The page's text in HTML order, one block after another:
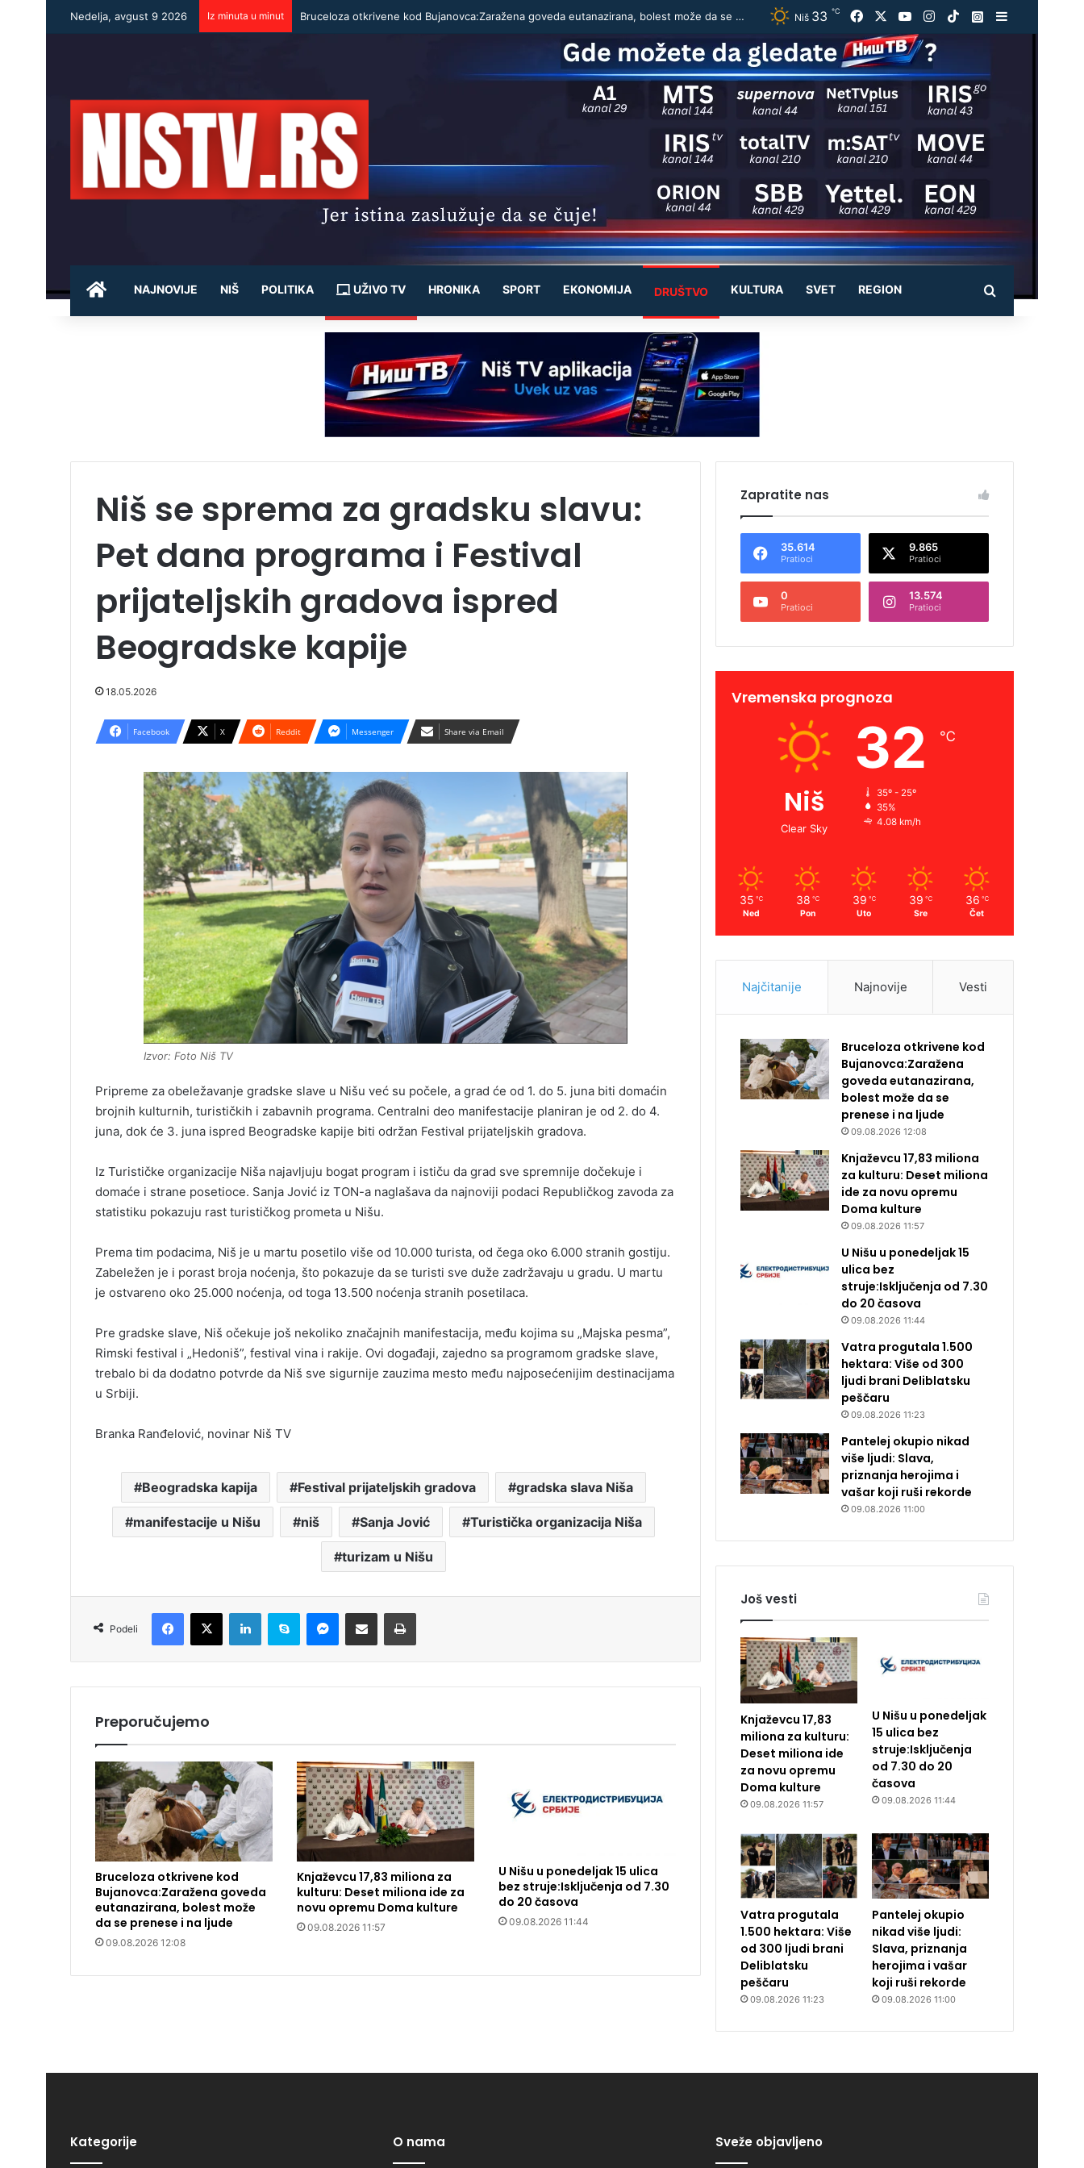
Nedelja, avgust 9 2026 Iz minuta u minut Bruceloza otkrivene kod Bujanovca:Zaražena goveda eutanazirana, bolest može da se prenese i na ljude Niš 33 ℃ Facebook YouTubeInstagram
TikTokInstagram
POČETNA
NAJNOVIJE NIŠ POLITIKA UŽIVO TV HRONIKA SPORT EKONOMIJA DRUŠTVO KULTURA SVET REGION Pretraži
Niš se sprema za gradsku slavu:
Pet dana programa i Festival
prijateljskih gradova ispred
Beogradske kapije
18.05.2026
Facebook X Reddit Messenger Share via Email
Izvor: Foto Niš TV
Pripreme za obeležavanje gradske slave u Nišu već su počele, a grad će od 1. do 5. juna biti domaćin
brojnih kulturnih, turističkih i zabavnih programa. Centralni deo manifestacije planiran je od 2. do 4.
juna, dok će 3. juna ispred Beogradske kapije biti održan Festival prijateljskih gradova.
Iz Turističke organizacije Niša najavljuju bogat program i ističu da grad sve spremnije dočekuje i
domaće i strane posetioce. Sanja Jović iz TON-a naglašava da najnoviji podaci Republičkog zavoda za
statistiku pokazuju rast turističkog prometa u Nišu.
Prema tim podacima, Niš je u martu posetilo više od 10.000 turista, od čega oko 6.000 stranih gostiju.
Zabeležen je i porast broja noćenja, što pokazuje da se turisti sve duže zadržavaju u gradu. U martu
je ostvareno oko 25.000 noćenja, od toga 13.500 noćenja stranih posetilaca.
Pre gradske slave, Niš očekuje još nekoliko značajnih manifestacija, među kojima su „Majska pesma”,
Rimski festival i „Hedoniš”, festival vina i rakije. Ovi događaji, zajedno sa programom gradske slave,
trebalo bi da dodatno potvrde da Niš sve sigurnije zauzima mesto među najposećenijim destinacijama
u Srbiji.
Branka Ranđelović, novinar Niš TV
Beogradska kapija Festival prijateljskih gradova gradska slava Niša
manifestacije u Nišu niš Sanja Jović Turistička organizacija Niša
turizam u Nišu
Podeli
Preporučujemo
Bruceloza otkrivene kod
Bujanovca:Zaražena goveda
eutanazirana, bolest može
da se prenese i na ljude
09.08.2026 12:08
Knjaževcu 17,83 miliona za
kulturu: Deset miliona ide za
novu opremu Doma kulture
09.08.2026 11:57
U Nišu u ponedeljak 15 ulica
bez struje:Isključenja od 7.30
do 20 časova
09.08.2026 11:44
Zapratite nas
35.614
Pratioci
9.865
Pratioci
0
Pratioci
13.574
Pratioci
Vremenska prognoza
Niš
Clear Sky
32 ℃
35º - 25º
35%
4.08 km/h
35 ℃
Ned
38 ℃
Pon
39 ℃
Uto
39 ℃
Sre
36 ℃
Čet
Najčitanije Najnovije Vesti
Bruceloza otkrivene kod
Bujanovca:Zaražena
goveda eutanazirana,
bolest može da se
prenese i na ljude
09.08.2026 12:08
Knjaževcu 17,83 miliona
za kulturu: Deset miliona
ide za novu opremu
Doma kulture
09.08.2026 11:57
U Nišu u ponedeljak 15
ulica bez
struje:Isključenja od 7.30
do 20 časova
09.08.2026 11:44
Vatra progutala 1.500
hektara: Više od 300
ljudi brani Deliblatsku
peščaru
09.08.2026 11:23
Pantelej okupio nikad
više ljudi: Slava,
priznanja herojima i
vašar koji ruši rekorde
09.08.2026 11:00
Još vesti
Knjaževcu 17,83
miliona za kulturu:
Deset miliona ide
za novu opremu
Doma kulture
09.08.2026 11:57
U Nišu u ponedeljak
15 ulica bez
struje:Isključenja
od 7.30 do 20
časova
09.08.2026 11:44
Vatra progutala
1.500 hektara: Više
od 300 ljudi brani
Deliblatsku
peščaru
09.08.2026 11:23
Pantelej okupio
nikad više ljudi:
Slava, priznanja
herojima i vašar
koji ruši rekorde
09.08.2026 11:00
Kategorije O nama Sveže objavljeno